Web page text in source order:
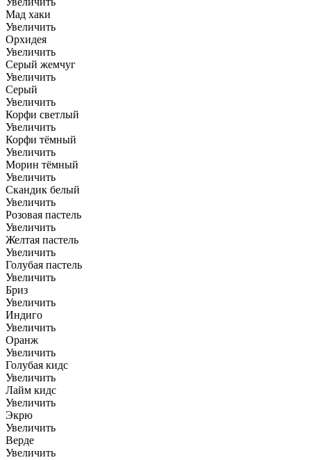
Мад хаки
Увеличить
Орхидея
Увеличить
Серый жемчуг
Увеличить
Серый
Увеличить
Корфи светлый
Увеличить
Корфи тёмный
Увеличить
Морин тёмный
Увеличить
Скандик белый
Увеличить
Розовая пастель
Увеличить
Желтая пастель
Увеличить
Голубая пастель
Увеличить
Бриз
Увеличить
Индиго
Увеличить
Оранж
Увеличить
Голубая кидс
Увеличить
Лайм кидс
Увеличить
Экрю
Увеличить
Верде
Увеличить